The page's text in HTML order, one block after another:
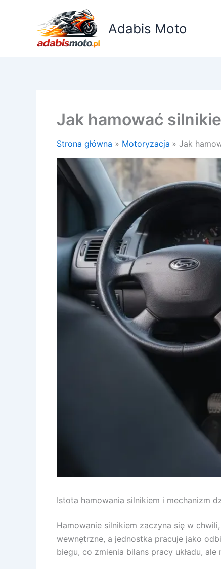
Adabis Moto
Jak hamować
Strona główna Motoryzacja Jak
Istota hamowania silnikiem i mechanizm
Hamowanie silnikiem zaczyna się w
wewnętrzne, a jednostka pracuje jako
biegu, co zmienia bilans pracy układu,